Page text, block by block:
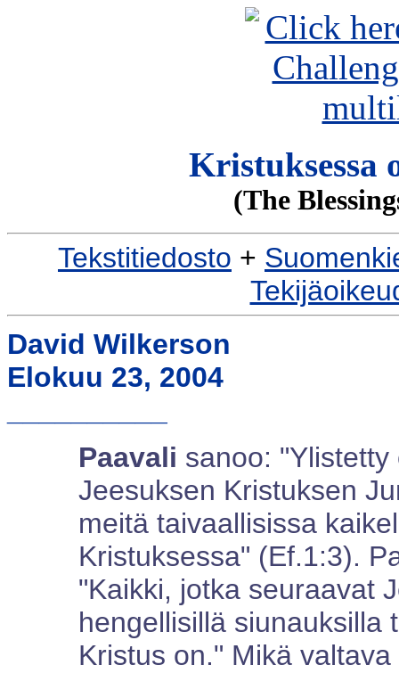
Kristuksessa
(The
Tekstitiedosto +
David Wilkerson
Elokuu 23, 2004
Paavali sanoo:
Jeesuksen Kristuksen
meitä taivaallisissa
Kristuksessa" (Ef.1:3).
"Kaikki, jotka seuraavat
hengellisillä siunauksilla
Kristus on." Mikä